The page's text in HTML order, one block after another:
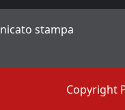
stampa
Copyright